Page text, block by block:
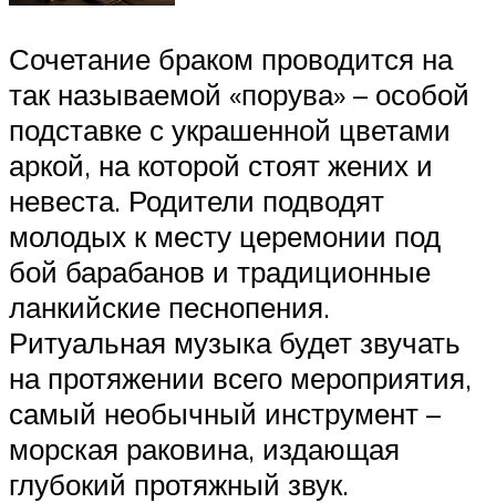
Сочетание браком проводится на
так называемой «порува» – особой
подставке с украшенной цветами
аркой, на которой стоят жених и
невеста. Родители подводят
молодых к месту церемонии под
бой барабанов и традиционные
ланкийские песнопения.
Ритуальная музыка будет звучать
на протяжении всего мероприятия,
самый необычный инструмент –
морская раковина, издающая
глубокий протяжный звук.